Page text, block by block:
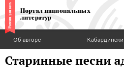
Портал национальных
литератур
Об авторе
Старинные песни